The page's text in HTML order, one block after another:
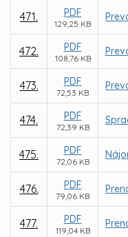
471. PDF
129,25 KB
472. PDF
108,76 KB
473. PDF
72,53 KB
474. PDF
72,39 KB
475. PDF
72,06 KB
476. PDF
79,06 KB
477. PDF
119,04 KB